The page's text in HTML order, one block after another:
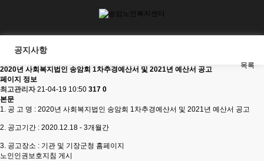
공지사항
목록
2020년 사회복지법인 송암회 1차추경예산서 및 2021년 예산서 공고
페이지 정보
최고관리자 21-04-19 10:50 317 0
본문
1. 공 고 명 : 2020년 사회복지법인 송암회 1차추경예산서 및 2021년 예산서 공고
2. 공고기간 : 2020.12.18 - 3개월간
3. 공고장소 : 기관 및 기장군청 홈페이지
노인인권보호지침 게시